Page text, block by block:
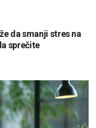
da smanji stres na
sprečite